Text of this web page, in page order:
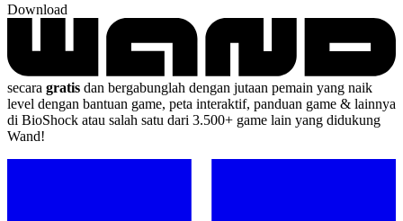
Download
secara gratis dan bergabunglah dengan jutaan pemain yang naik
level dengan bantuan game, peta interaktif, panduan game & lainnya
di BioShock atau salah satu dari 3.500+ game lain yang didukung
Wand!